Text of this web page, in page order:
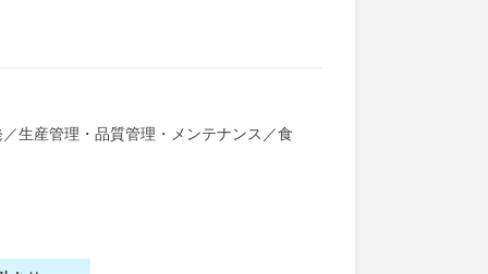
／生産管理・品質管理・メンテナンス ／食